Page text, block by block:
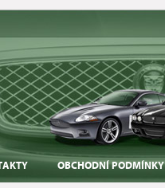
OBCHODNÍ PODMÍNKY